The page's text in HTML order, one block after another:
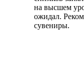
на высшем
ожидал.
сувениры.